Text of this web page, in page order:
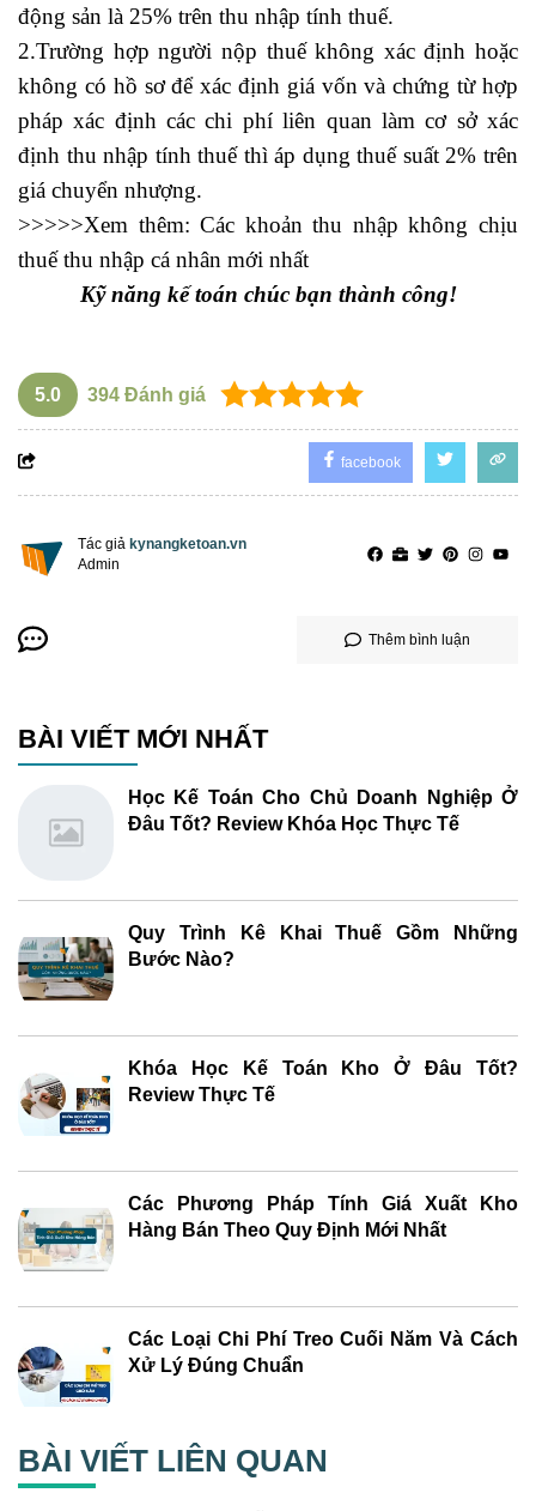
động sản là 25% trên thu nhập tính thuế.
2.Trường hợp người nộp thuế không xác định hoặc
không có hồ sơ để xác định giá vốn và chứng từ hợp
pháp xác định các chi phí liên quan làm cơ sở xác
định thu nhập tính thuế thì áp dụng thuế suất 2% trên
giá chuyển nhượng.
>>>>>Xem thêm:Các khoản thu nhập không chịu
thuế thu nhập cá nhân mới nhất
Kỹ năng kế toán chúc bạn thành công!
5.0 394 Đánh giá
facebook
Tác giả kynangketoan.vn
Admin
Thêm bình luận
BÀI VIẾT MỚI NHẤT
Học Kế Toán Cho Chủ Doanh Nghiệp Ở
Đâu Tốt? Review Khóa Học Thực Tế
Quy Trình Kê Khai Thuế Gồm Những
Bước Nào?
Khóa Học Kế Toán Kho Ở Đâu Tốt?
Review Thực Tế
Các Phương Pháp Tính Giá Xuất Kho
Hàng Bán Theo Quy Định Mới Nhất
Các Loại Chi Phí Treo Cuối Năm Và Cách
Xử Lý Đúng Chuẩn
BÀI VIẾT LIÊN QUAN